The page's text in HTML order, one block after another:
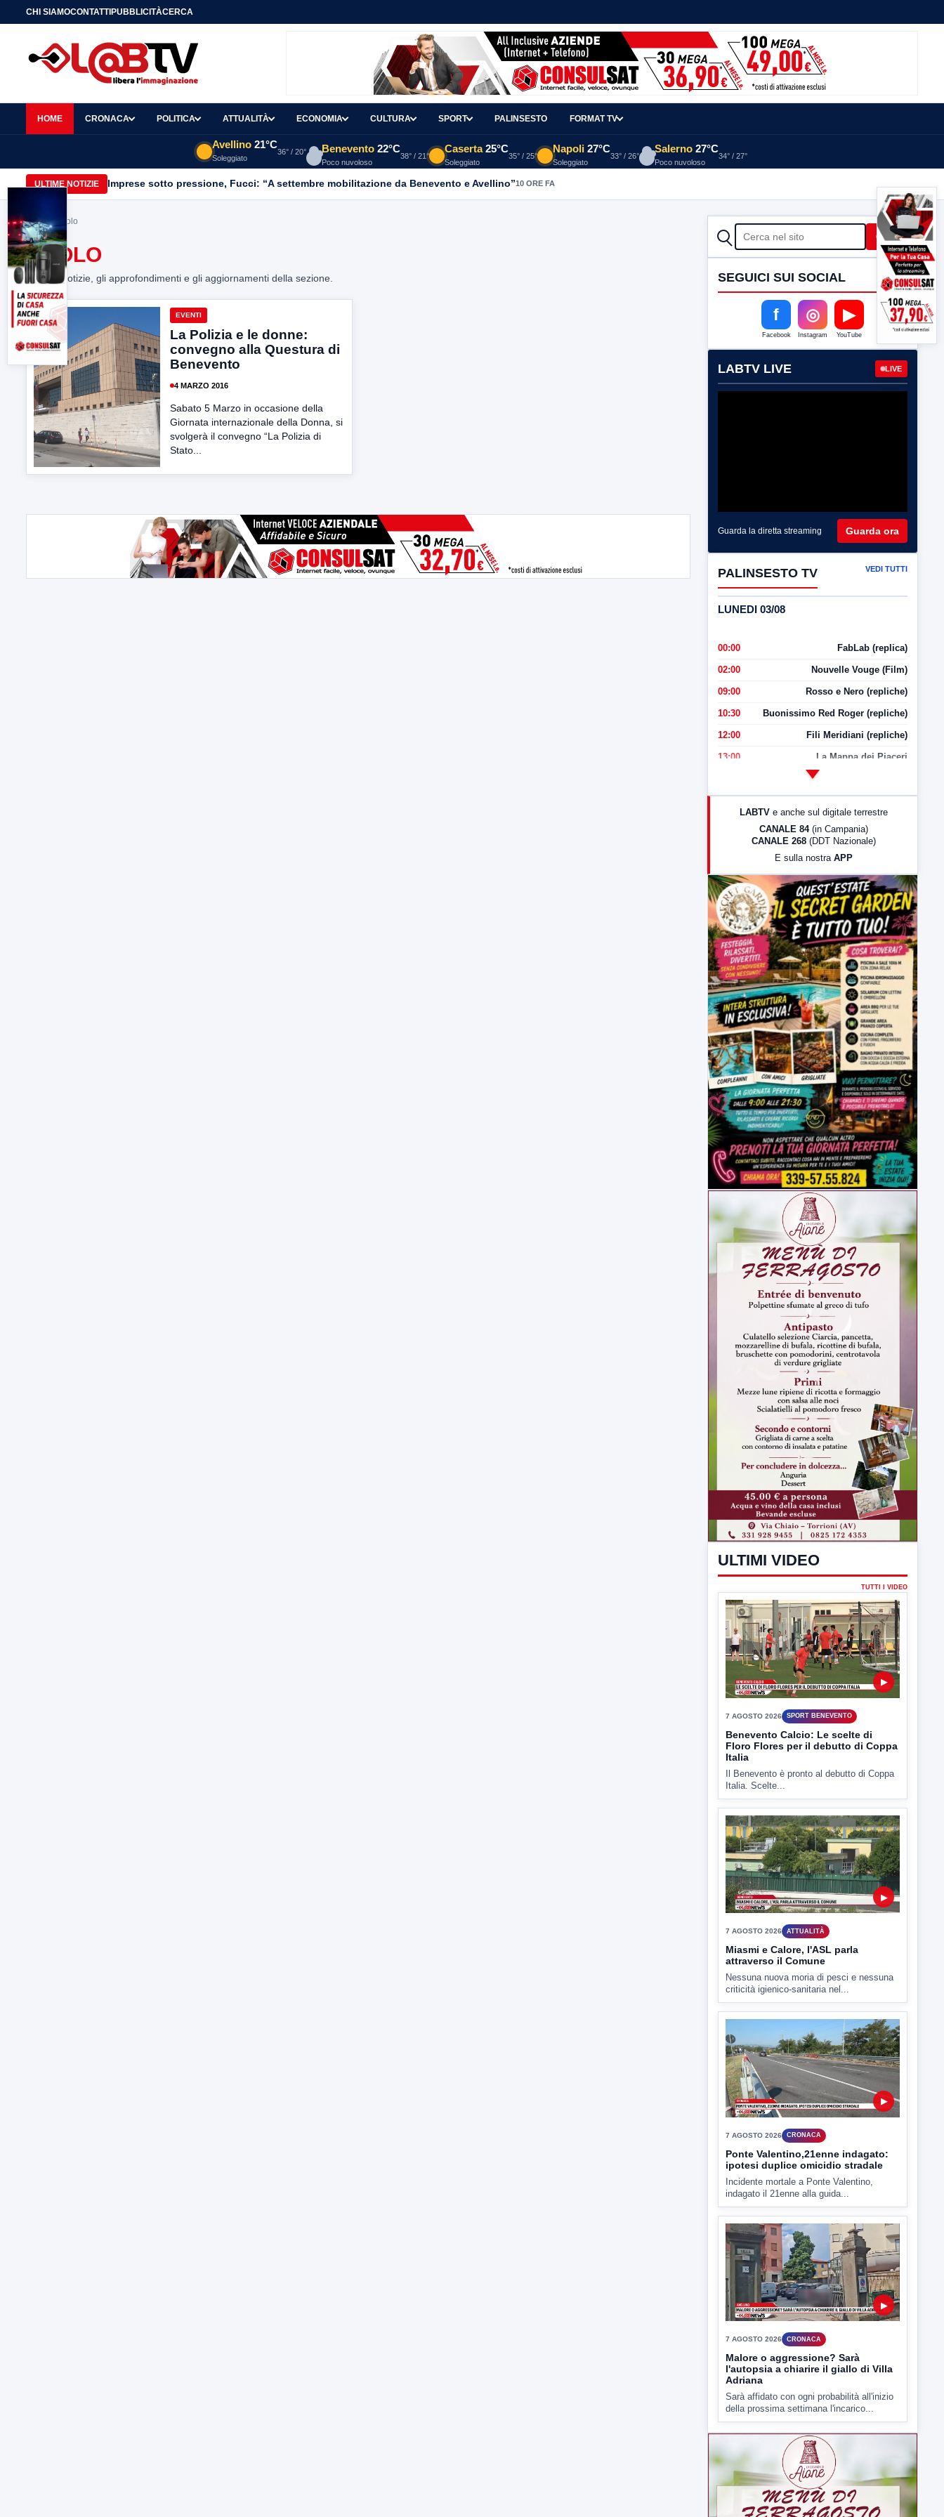
CHI SIAMOCONTATTIPUBBLICITÀCERCA
HOME CRONACA POLITICA ATTUALITÀ ECONOMIA CULTURA SPORT PALINSESTO FORMAT TV
Avellino 21°C
Soleggiato
36° / 20° Benevento 22°C
Poco nuvoloso
38° / 21°
Caserta 25°C
Soleggiato
35° / 25°
Napoli 27°C
Soleggiato
33° / 26°
Salerno 27°C
Poco nuvoloso
34° / 27°
ULTIME NOTIZIE Imprese sotto pressione, Fucci: “A settembre mobilitazione da Benevento e Avellino”10 ORE FA
Home> ruolo
RUOLO
Tutte le notizie, gli approfondimenti e gli aggiornamenti della sezione.
EVENTI
La Polizia e le donne:
convegno alla Questura di
Benevento
4 MARZO 2016
Sabato 5 Marzo in occasione della
Giornata internazionale della Donna, si
svolgerà il convegno “La Polizia di
Stato...
CERCA Cerca
SEGUICI SUI SOCIAL
f
Facebook
◎
Instagram
▶
YouTube
LABTV LIVE LIVE
Guarda la diretta streaming Guarda ora
PALINSESTO TV VEDI TUTTI
LUNEDI 03/08
00:00 FabLab (replica)
02:00 Nouvelle Vouge (Film)
09:00 Rosso e Nero (repliche)
10:30 Buonissimo Red Roger (repliche)
12:00 Fili Meridiani (repliche)
13:00 La Mappa dei Piaceri
LabNews (Diretta)
23:00 LabNews (replica)
LABTV e anche sul digitale terrestre
CANALE 84 (in Campania)
CANALE 268 (DDT Nazionale)
E sulla nostra APP
ULTIMI VIDEO
TUTTI I VIDEO
▶
7 AGOSTO 2026 SPORT BENEVENTO
Benevento Calcio: Le scelte di
Floro Flores per il debutto di Coppa
Italia
Il Benevento è pronto al debutto di Coppa
Italia. Scelte...
▶
7 AGOSTO 2026
Miasmi e Calore, l'ASL parla
attraverso il Comune
Nessuna nuova moria di pesci e nessuna
criticità igienico-sanitaria nel...
7 AGOSTO 2026 CRONACA
Ponte Valentino,21enne indagato:
ipotesi duplice omicidio stradale
Incidente mortale a Ponte Valentino,
indagato il 21enne alla guida...
▶
7 AGOSTO 2026 CRONACA
Malore o aggressione? Sarà
l'autopsia a chiarire il giallo di Villa
Adriana
Sarà affidato con ogni probabilità all'inizio
della prossima settimana l'incarico...